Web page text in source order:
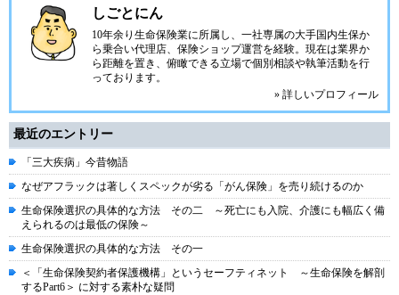
しごとにん
10年余り生命保険業に所属し、一社専属の大手国内生保か
ら乗合い代理店、保険ショップ運営を経験。現在は業界か
ら距離を置き、俯瞰できる立場で個別相談や執筆活動を行
っております。
» 詳しいプロフィール
最近のエントリー
「三大疾病」今昔物語
なぜアフラックは著しくスペックが劣る「がん保険」を売り続けるのか
生命保険選択の具体的な方法 その二 ～死亡にも入院、介護にも幅広く備
えられるのは最低の保険～
生命保険選択の具体的な方法 その一
＜「生命保険契約者保護機構」というセーフティネット ～生命保険を解剖
するPart6＞ に対する素朴な疑問